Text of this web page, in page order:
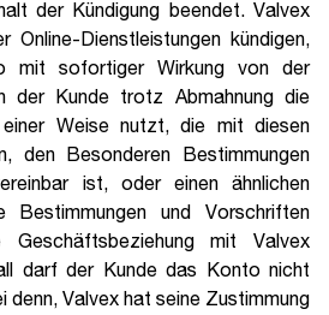
der Kündigung beendet. Valvex
Online-Dienstleistungen kündigen,
mit sofortiger Wirkung von der
der Kunde trotz Abmahnung die
Weise nutzt, die mit diesen
den Besonderen Bestimmungen
ist, oder einen ähnlichen
Bestimmungen und Vorschriften
mit Valvex
darf der Kunde das Konto nicht
denn, Valvex hat seine Zustimmung